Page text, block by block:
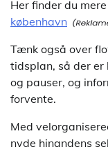
Her finder du
københavn
Tænk også over
tidsplan, så der er
og pauser, og
forvente.
Med
nyde hinandens